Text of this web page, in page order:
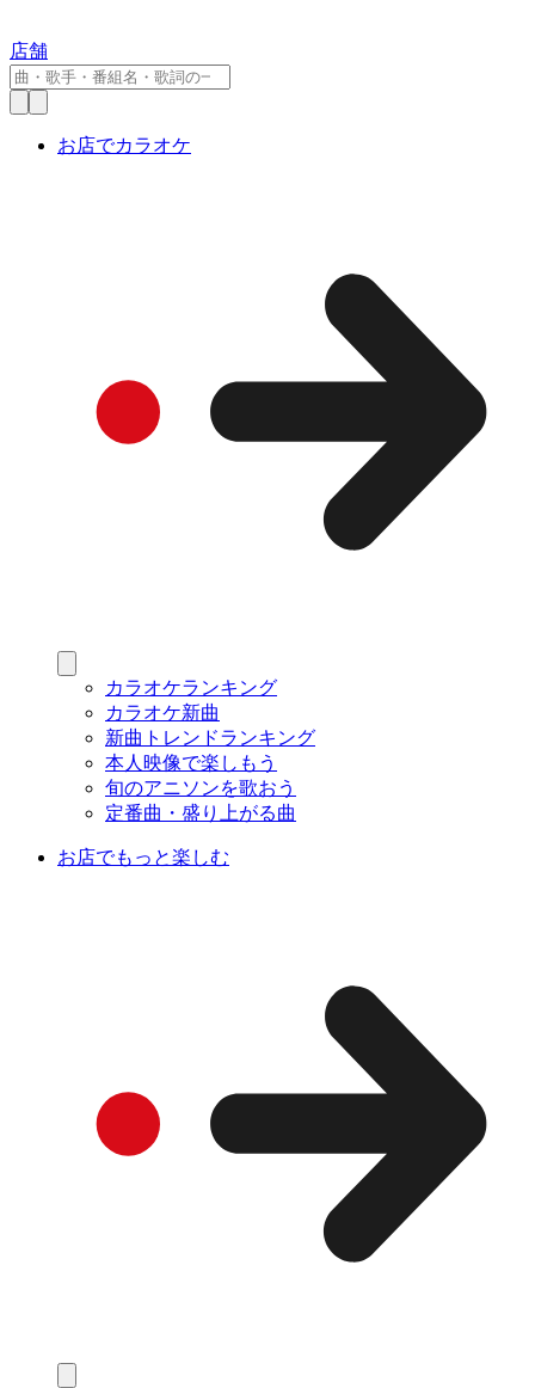
店舗
お店でカラオケ
カラオケランキング
カラオケ新曲
新曲トレンドランキング
本人映像で楽しもう
旬のアニソンを歌おう
定番曲・盛り上がる曲
お店でもっと楽しむ